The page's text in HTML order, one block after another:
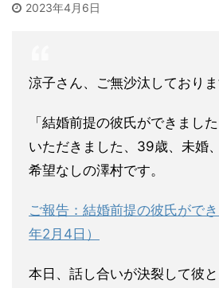
2023年4月6日
涼子さん、ご無沙汰しておりま
「結婚前提の彼氏ができまし
いただきました、 39歳、未婚
希望なしの澤村です。
ご報告：結婚前提の彼氏がで
年2月4日）
本日、話し合いが決裂して彼